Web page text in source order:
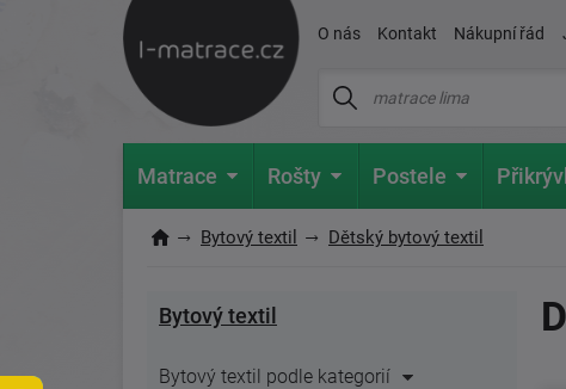
O nás Kontakt Nákupní řád
Matrace Rošty Postele
Bytový textil Dětský bytový textil
Bytový textil
Bytový textil podle kategorií